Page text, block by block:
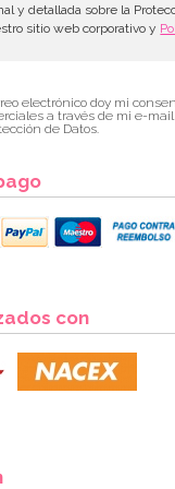
y detallada sobre la
sitio web corporativo y
electrónico doy mi
a través de mi e-
de Datos.
con